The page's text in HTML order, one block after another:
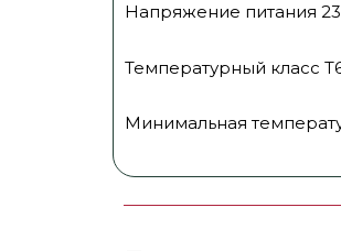
Напряжение питания
Температурный класс
Минимальная